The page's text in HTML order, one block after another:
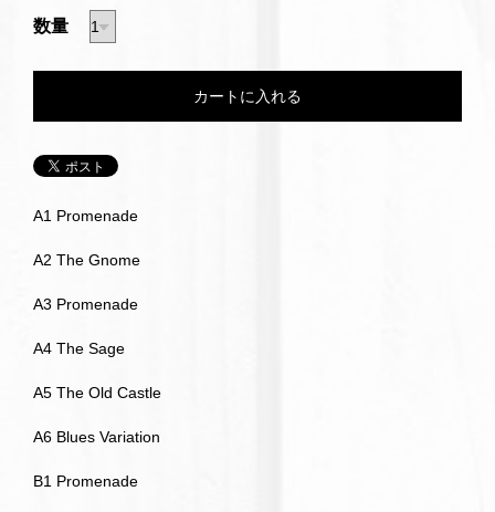
数量
A1 Promenade
A2 The Gnome
A3 Promenade
A4 The Sage
A5 The Old Castle
A6 Blues Variation
B1 Promenade